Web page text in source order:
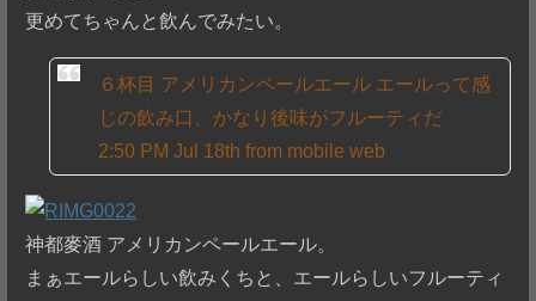
更めてちゃんと飲んでみたい。
６杯目 アメリカンペールエール エールって感
じの飲み口、かなり後味がフルーティだ
2:50 PM Jul 18th from mobile web
神都麥酒 アメリカンペールエール。
まぁエールらしい飲みくちと、エールらしいフルーティ